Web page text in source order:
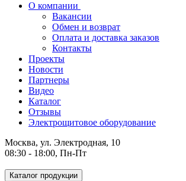
О компании
Вакансии
Обмен и возврат
Оплата и доставка заказов
Контакты
Проекты
Новости
Партнеры
Видео
Каталог
Отзывы
Электрощитовое оборудование
Москва, ул. Электродная, 10
08:30 - 18:00, Пн-Пт
Каталог продукции